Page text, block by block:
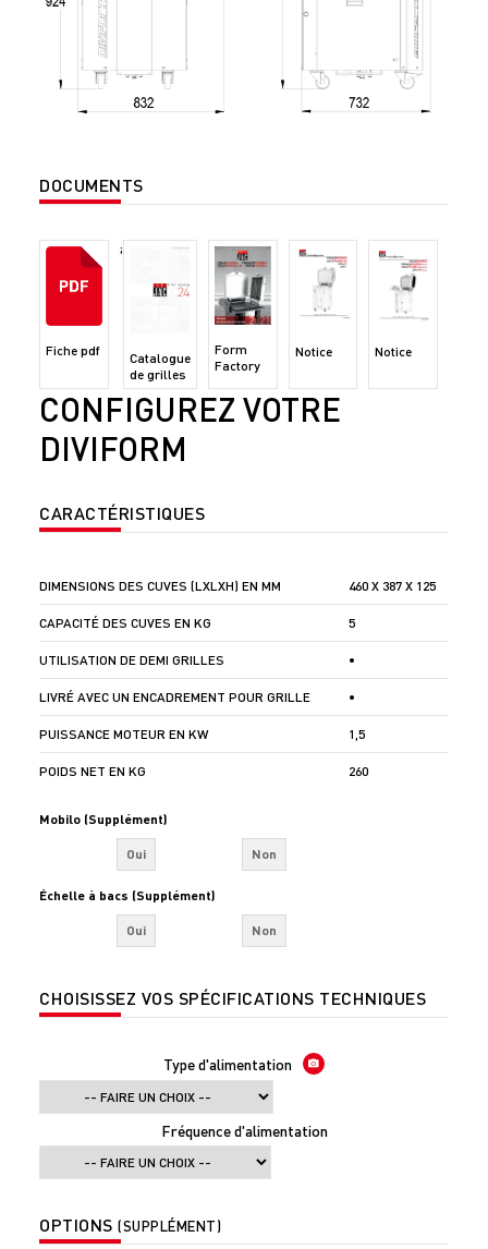
DOCUMENTS
Fiche pdf
;
Catalogue
de grilles
Form
Factory
Notice Notice
CONFIGUREZ VOTRE
DIVIFORM
CARACTÉRISTIQUES
DIMENSIONS DES CUVES (LXLXH) EN MM 460 X 387 X 125
CAPACITÉ DES CUVES EN KG 5
UTILISATION DE DEMI GRILLES •
LIVRÉ AVEC UN ENCADREMENT POUR GRILLE •
PUISSANCE MOTEUR EN KW 1,5
POIDS NET EN KG 260
Mobilo (Supplément)
Oui Non
Échelle à bacs (Supplément)
Oui Non
CHOISISSEZ VOS SPÉCIFICATIONS TECHNIQUES
Type d'alimentation
Fréquence d'alimentation
OPTIONS (SUPPLÉMENT)